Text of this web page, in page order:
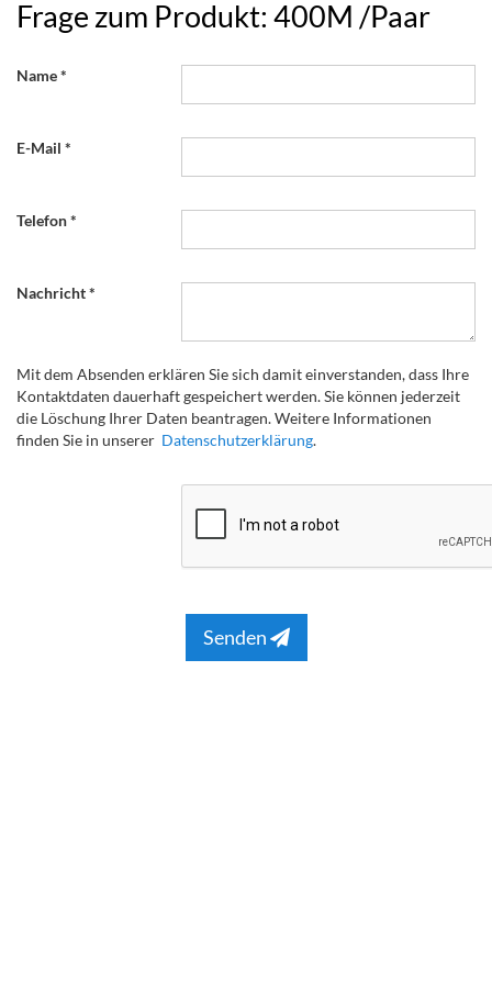
Frage zum Produkt: 400M /Paar
Name
E-Mail
Telefon
Nachricht
Mit dem Absenden erklären Sie sich damit einverstanden, dass Ihre
Kontaktdaten dauerhaft gespeichert werden. Sie können jederzeit
die Löschung Ihrer Daten beantragen. Weitere Informationen
finden Sie in unserer Datenschutzerklärung.
Senden